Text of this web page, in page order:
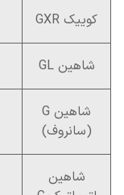
کوییک GXR
شاهین GL
شاهین G
(سانروف)
شاهین